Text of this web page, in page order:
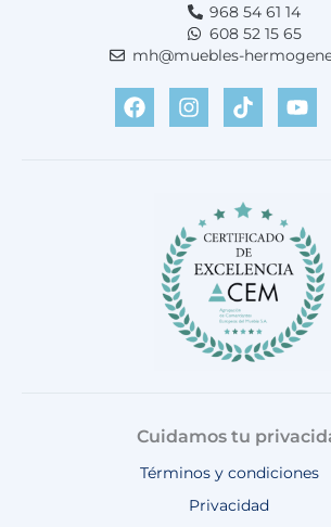
968 54 61 14
608 52 15 65
mh@muebles-
F
a
c
I
n
s
a
m
T
i
k
Y
o
u
Cuidamos tu
Términos y condiciones
Privacidad